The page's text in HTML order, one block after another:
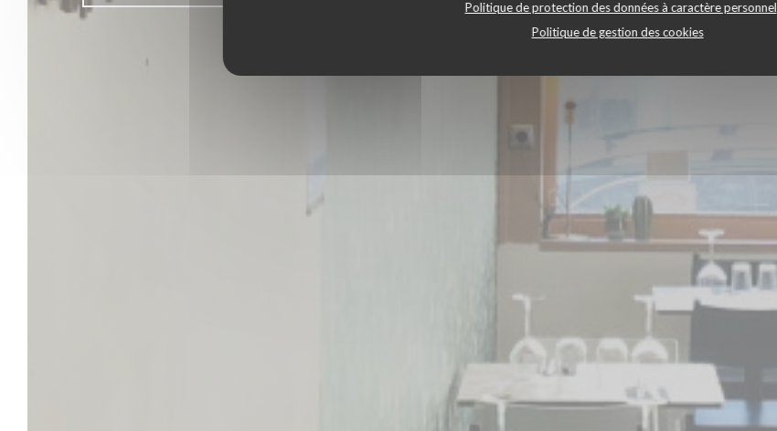
Politique de protection des données à caractère personnel
Politique de gestion des cookies